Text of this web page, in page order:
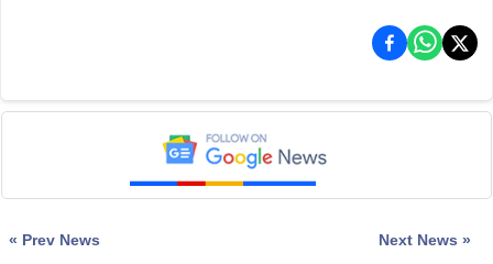
« Prev News Next News »